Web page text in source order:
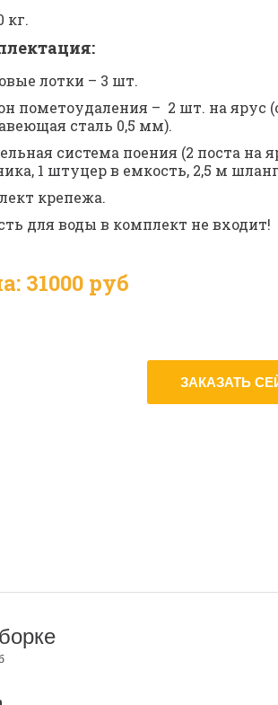
кг.
лотки – 3 шт.
пометоудаления –  2 шт. на ярус
сталь 0,5 мм).
система поения (2 поста на
1 штуцер в емкость, 2,5 м
крепежа.
для воды в комплект не входит!
31000 руб
ЗАКАЗАТЬ